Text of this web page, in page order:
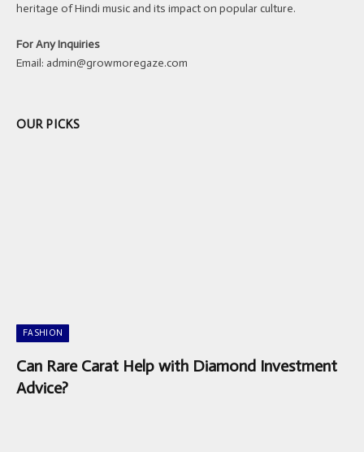
heritage of Hindi music and its impact on popular culture.
For Any Inquiries
Email: admin@growmoregaze.com
OUR PICKS
FASHION
Can Rare Carat Help with Diamond Investment
Advice?